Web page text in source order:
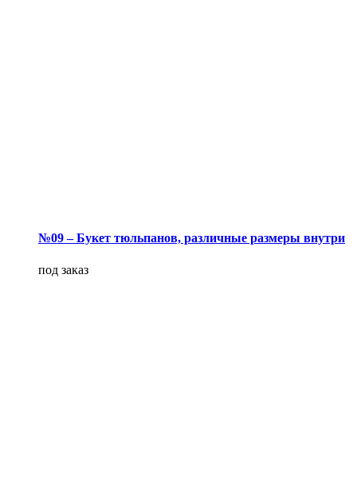
№09 – Букет тюльпанов, различные размеры внутри
под заказ